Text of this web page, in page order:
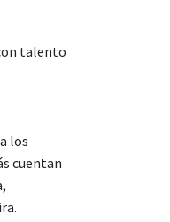
talento
los
cuentan